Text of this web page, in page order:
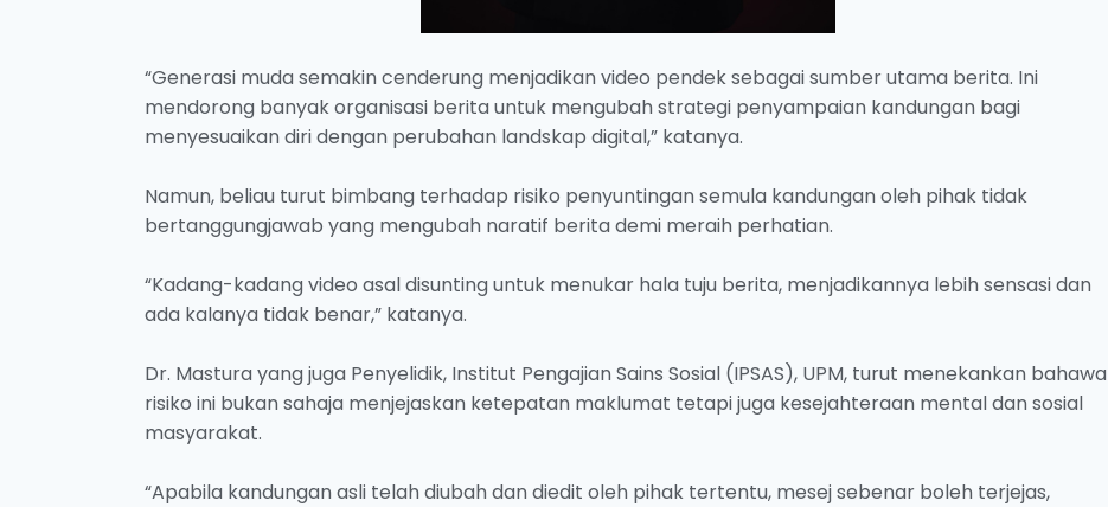
“Generasi muda semakin cenderung menjadikan video pendek sebagai sumber utama berita. Ini
mendorong banyak organisasi berita untuk mengubah strategi penyampaian kandungan bagi
menyesuaikan diri dengan perubahan landskap digital,” katanya.
Namun, beliau turut bimbang terhadap risiko penyuntingan semula kandungan oleh pihak tidak
bertanggungjawab yang mengubah naratif berita demi meraih perhatian.
“Kadang-kadang video asal disunting untuk menukar hala tuju berita, menjadikannya lebih sensasi dan
ada kalanya tidak benar,” katanya.
Dr. Mastura yang juga Penyelidik, Institut Pengajian Sains Sosial (IPSAS), UPM, turut menekankan bahawa
risiko ini bukan sahaja menjejaskan ketepatan maklumat tetapi juga kesejahteraan mental dan sosial
masyarakat.
“Apabila kandungan asli telah diubah dan diedit oleh pihak tertentu, mesej sebenar boleh terjejas,